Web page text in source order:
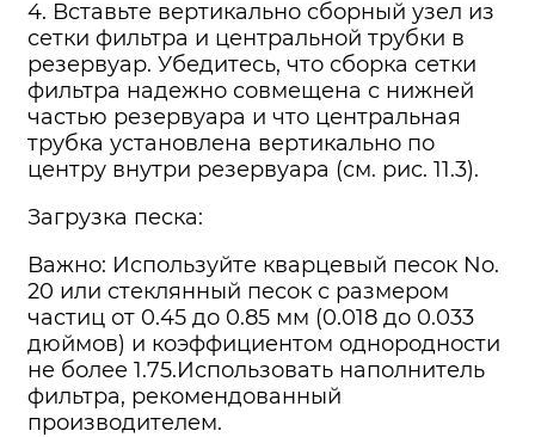
4. Вставьте вертикально сборный узел из
сетки фильтра и центральной трубки в
резервуар. Убедитесь, что сборка сетки
фильтра надежно совмещена с нижней
частью резервуара и что центральная
трубка установлена вертикально по
центру внутри резервуара (см. рис. 11.3).
Загрузка песка:
Важно: Используйте кварцевый песок No.
20 или стеклянный песок с размером
частиц от 0.45 до 0.85 мм (0.018 до 0.033
дюймов) и коэффициентом однородности
не более 1.75.Использовать наполнитель
фильтра, рекомендованный
производителем.